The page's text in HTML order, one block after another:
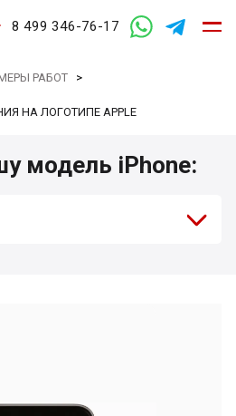
8 499 346-76-17
РАБОТ >
НА ЛОГОТИПЕ APPLE
модель iPhone: